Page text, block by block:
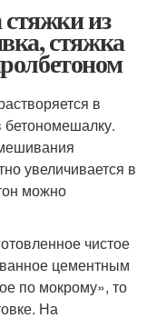
из
стяжка
в
увеличивается в
можно
чистое
цементным
по мокрому», то
На